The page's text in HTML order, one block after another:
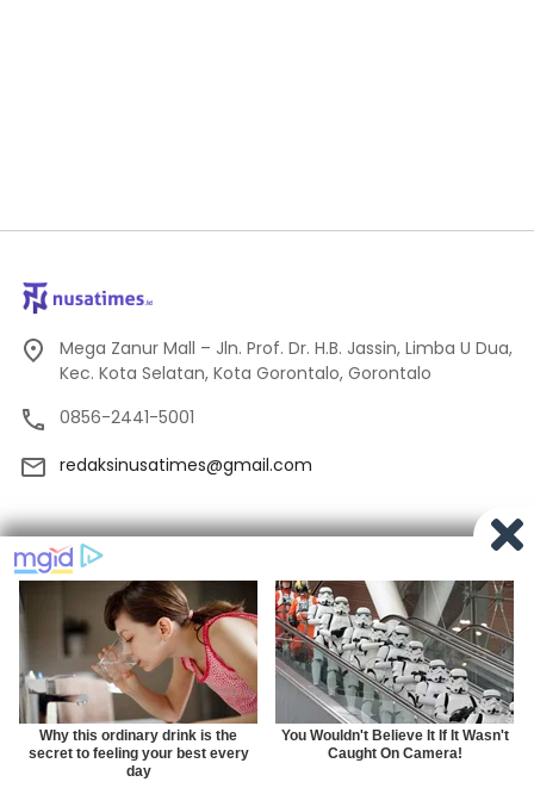
Mega Zanur Mall – Jln. Prof. Dr. H.B. Jassin, Limba U Dua,
Kec. Kota Selatan, Kota Gorontalo, Gorontalo
0856-2441-5001
redaksinusatimes@gmail.com
Tentang Kami Redaksi
Pedoman Media Siber
Privacy
Indeks Berita
© 2024Nusatimes.id